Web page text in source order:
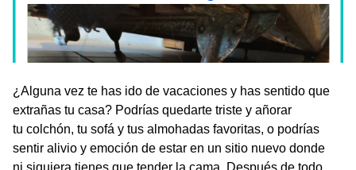
¿Alguna vez te has ido de vacaciones y has sentido que
extrañas tu casa? Podrías quedarte triste y añorar
tu colchón, tu sofá y tus almohadas favoritas, o podrías
sentir alivio y emoción de estar en un sitio nuevo donde